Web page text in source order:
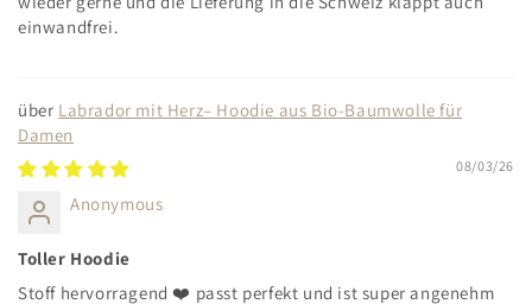
einwandfrei.
Labrador mit Herz– Hoodie aus Bio-Baumwolle für
Damen
08/03/26
Anonymous
Toller Hoodie
Stoff hervorragend ❤️ passt perfekt und ist super angenehm